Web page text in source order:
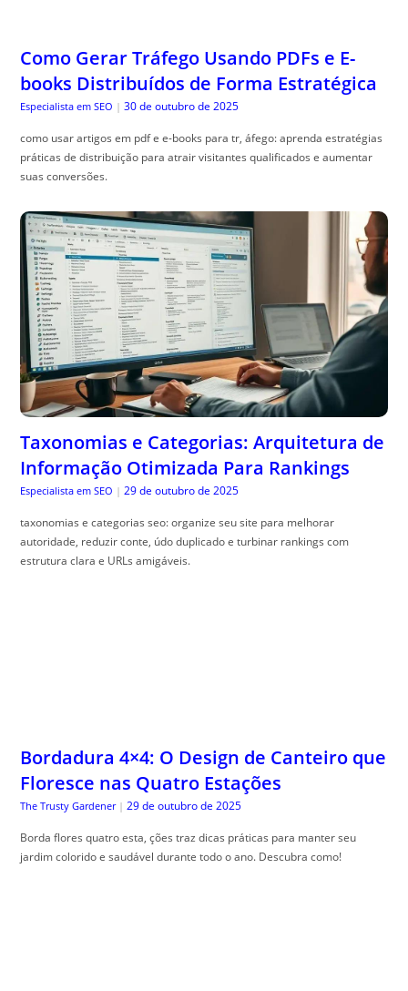
Como Gerar Tráfego Usando PDFs e E-
books Distribuídos de Forma Estratégica
Especialista em SEO | 30 de outubro de 2025
como usar artigos em pdf e e-books para tr, áfego: aprenda estratégias
práticas de distribuição para atrair visitantes qualificados e aumentar
suas conversões.
Taxonomias e Categorias: Arquitetura de
Informação Otimizada Para Rankings
Especialista em SEO | 29 de outubro de 2025
taxonomias e categorias seo: organize seu site para melhorar
autoridade, reduzir conte, údo duplicado e turbinar rankings com
estrutura clara e URLs amigáveis.
Bordadura 4×4: O Design de Canteiro que
Floresce nas Quatro Estações
The Trusty Gardener | 29 de outubro de 2025
Borda flores quatro esta, ções traz dicas práticas para manter seu
jardim colorido e saudável durante todo o ano. Descubra como!